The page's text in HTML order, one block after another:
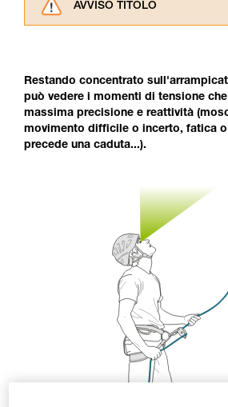
AVVISO TITOLO
informazioni dell’istruzione
capire queste ulteriori
La padronanza di queste
formazione ed un
Verificate con un
Forniamo esempi di tecniche
attività. Ne possono esistere
vengono qui descritte.
Restando concentrato
può vedere i momenti di tensione
massima precisione e reattività
movimento difficile o incerto, fatica
precede una caduta...).